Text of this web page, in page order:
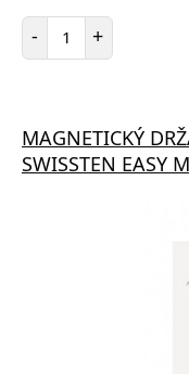
- Počet položiek
+
MAGNETICKÝ
SWISSTEN EASY